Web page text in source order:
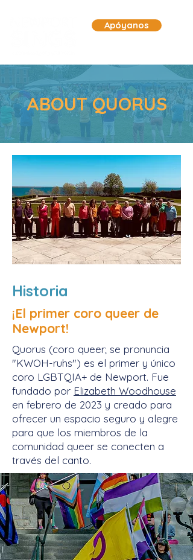
Apóyanos
ABOUT QUORUS
Historia
¡El primer coro queer de
Newport!
Quorus (coro queer; se pronuncia
"KWOH-ruhs") es el primer y único
coro LGBTQIA+ de Newport. Fue
fundado por Elizabeth Woodhouse
en febrero de 2023 y creado para
ofrecer un espacio seguro y alegre
para que los miembros de la
comunidad queer se conecten a
través del canto.